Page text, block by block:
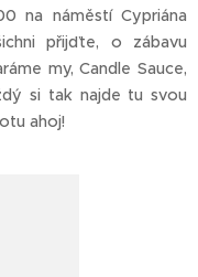
na náměstí Cypriána
přijďte, o zábavu
my, Candle Sauce,
si tak najde tu svou
ahoj!